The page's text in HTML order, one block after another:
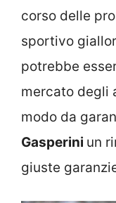
corso delle
sportivo
potrebbe
mercato degli
modo da
Gasperini un
giuste